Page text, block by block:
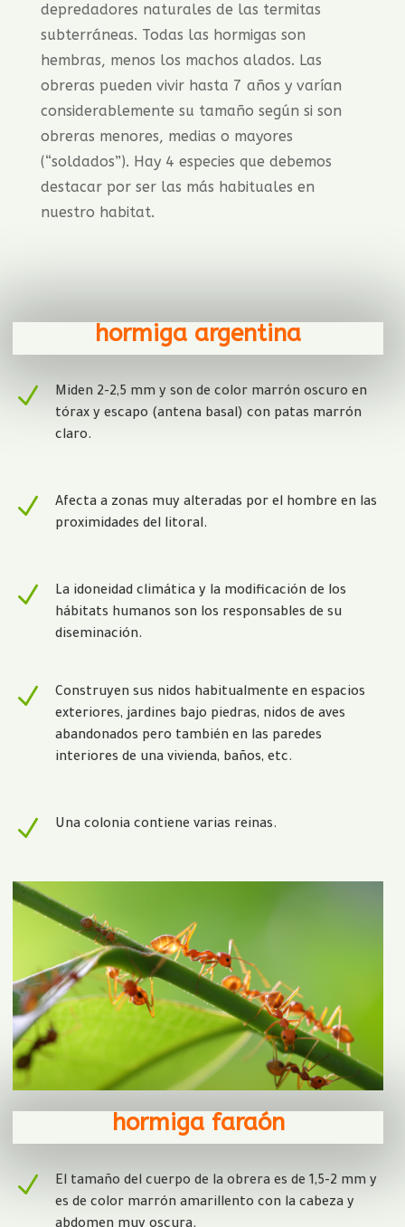
depredadores naturales de las termitas
subterráneas. Todas las hormigas son
hembras, menos los machos alados. Las
obreras pueden vivir hasta 7 años y varían
considerablemente su tamaño según si son
obreras menores, medias o mayores
(“soldados”). Hay 4 especies que debemos
destacar por ser las más habituales en
nuestro habitat.
hormiga argentina
N
Miden 2-2,5 mm y son de color marrón oscuro en
tórax y escapo (antena basal) con patas marrón
claro.
N
Afecta a zonas muy alteradas por el hombre en las
proximidades del litoral.
N
La idoneidad climática y la modificación de los
hábitats humanos son los responsables de su
diseminación.
N
Construyen sus nidos habitualmente en espacios
exteriores, jardines bajo piedras, nidos de aves
abandonados pero también en las paredes
interiores de una vivienda, baños, etc.
N Una colonia contiene varias reinas.
hormiga faraón
N
El tamaño del cuerpo de la obrera es de 1,5-2 mm y
es de color marrón amarillento con la cabeza y